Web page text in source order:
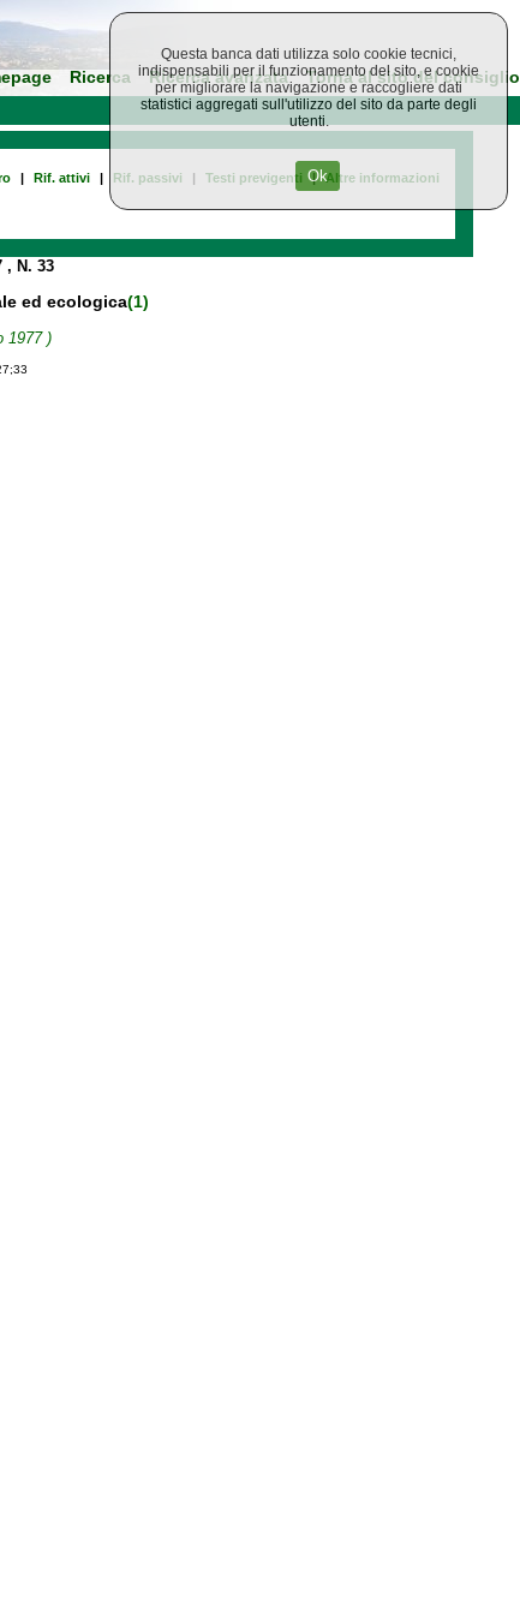
Ricerca Ricerca avanzata Torna al sito del consiglio
| Rif. attivi | Rif. passivi | Testi previgenti | Altre informazioni
, N. 33
ed ecologica(1)
1977 )
Questa banca dati utilizza solo cookie tecnici,
indispensabili per il funzionamento del sito, e cookie
per migliorare la navigazione e raccogliere dati
statistici aggregati sull'utilizzo del sito da parte degli
utenti.
Ok